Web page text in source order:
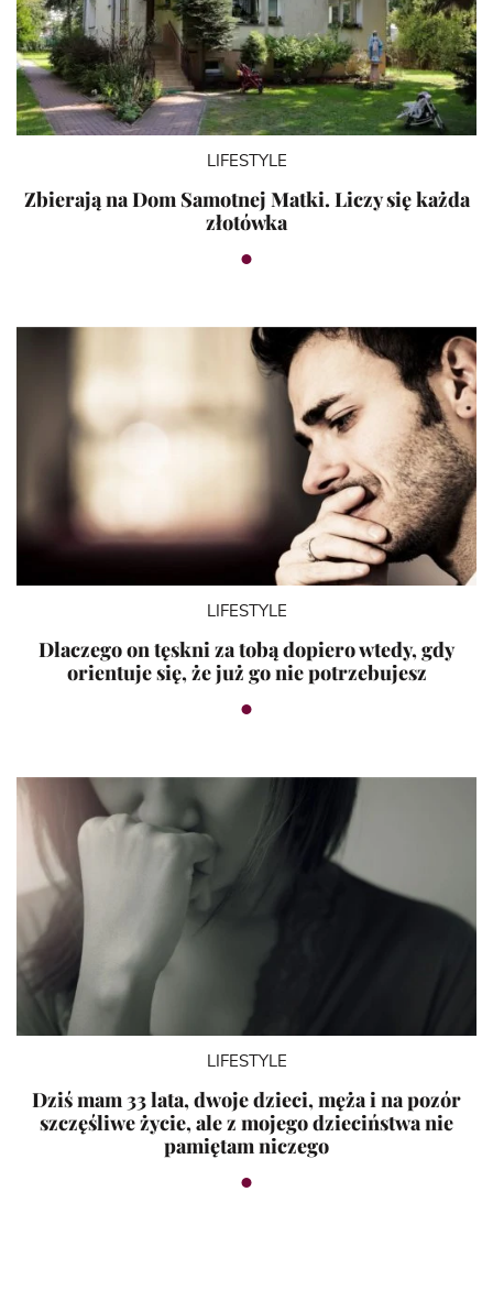
LIFESTYLE
Zbierają na Dom Samotnej Matki. Liczy się każda
złotówka
LIFESTYLE
Dlaczego on tęskni za tobą dopiero wtedy, gdy
orientuje się, że już go nie potrzebujesz
LIFESTYLE
Dziś mam 33 lata, dwoje dzieci, męża i na pozór
szczęśliwe życie, ale z mojego dzieciństwa nie
pamiętam niczego